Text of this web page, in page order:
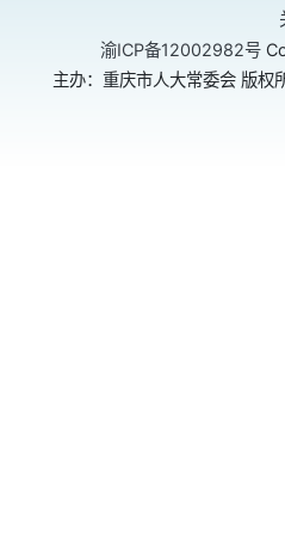
渝ICP备12002982号
主办：重庆市人大常委会 版